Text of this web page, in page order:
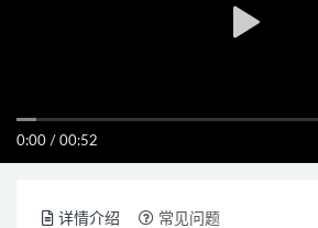
0:00 / 00:52
详情介绍 常见问题